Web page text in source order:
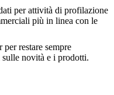
per attività di profilazione
più in linea con le
restare sempre
novità e i prodotti.